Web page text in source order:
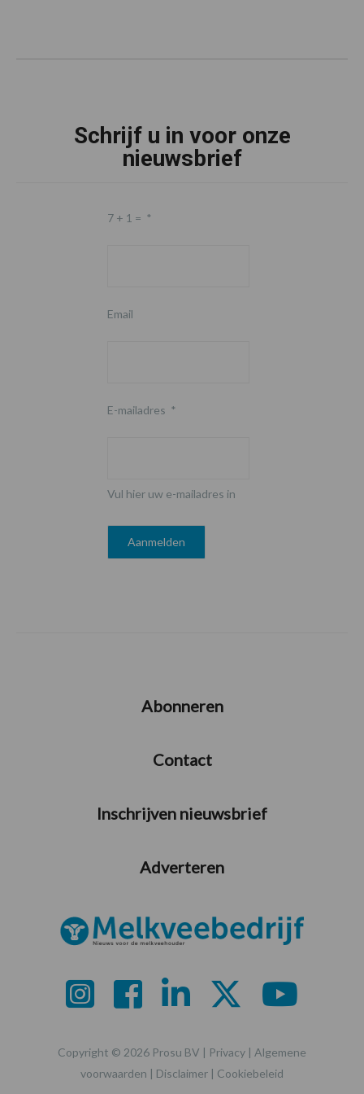
Schrijf u in voor onze
nieuwsbrief
7 + 1 = *
Email
E-mailadres *
Vul hier uw e-mailadres in
Abonneren
Contact
Inschrijven nieuwsbrief
Adverteren
Copyright © 2026 Prosu BV | Privacy | Algemene
voorwaarden | Disclaimer | Cookiebeleid